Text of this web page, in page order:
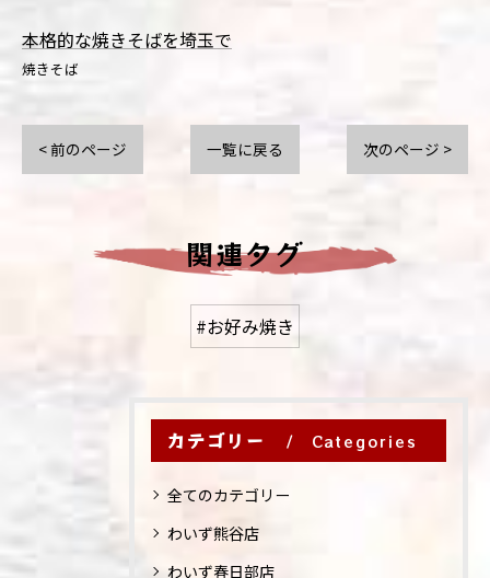
本格的な焼きそばを埼玉で
焼きそば
< 前のページ 一覧に戻る 次のページ >
関連タグ
#お好み焼き
カテゴリー Categories
全てのカテゴリー
わいず熊谷店
わいず春日部店